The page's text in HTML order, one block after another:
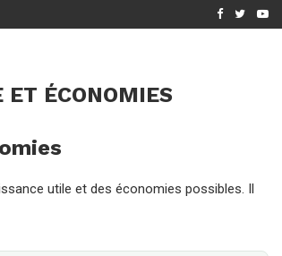
ET ÉCONOMIES
utile et des économies possibles. Il